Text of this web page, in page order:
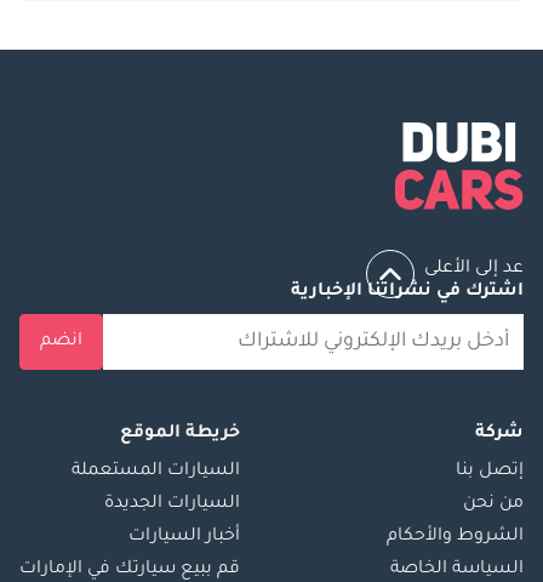
عد إلى الأعلى
اشترك في نشراتنا الإخبارية
انضم
شركة
إتصل بنا
من نحن
الشروط والأحكام
السياسة الخاصة
خريطة الموقع
السيارات المستعملة
السيارات الجديدة
أخبار السيارات
قم ببيع سيارتك في الإمارات